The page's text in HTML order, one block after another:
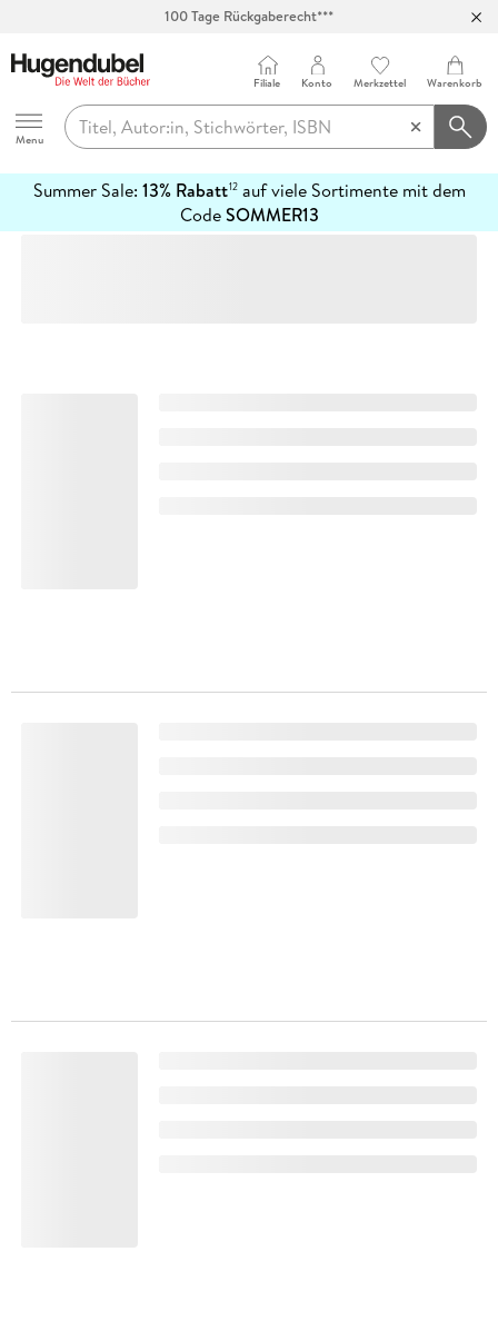
100 Tage Rückgaberecht***
Hugendubel
Menu
Filiale Konto Merkzettel Warenkorb
Summer Sale: 13% Rabatt12auf viele Sortimente mit dem
CodeSOMMER13
erfahren